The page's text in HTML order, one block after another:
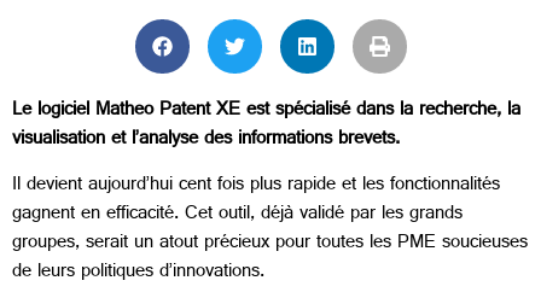
Le logiciel Matheo Patent XE est spécialisé dans la recherche, la
visualisation et l’analyse des informations brevets.
Il devient aujourd’hui cent fois plus rapide et les fonctionnalités
gagnent en efficacité. Cet outil, déjà validé par les grands
groupes, serait un atout précieux pour toutes les PME soucieuses
de leurs politiques d’innovations.